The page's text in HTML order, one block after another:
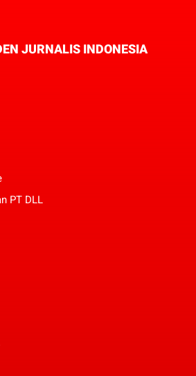
JURNALIS INDONESIA
PT DLL